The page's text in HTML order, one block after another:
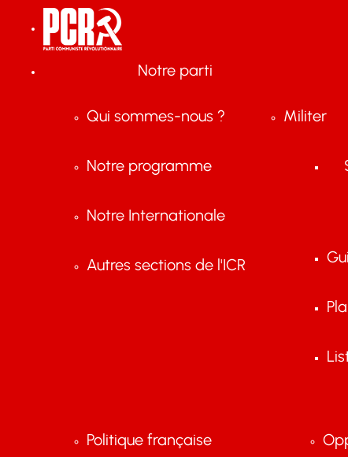
Notre parti
Qui sommes-nous ?
Notre programme
Notre Internationale
Autres sections de l'ICR
Militer
Politique française